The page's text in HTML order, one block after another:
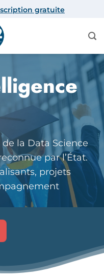
gratuite
la Data Science
par l’État.
projets